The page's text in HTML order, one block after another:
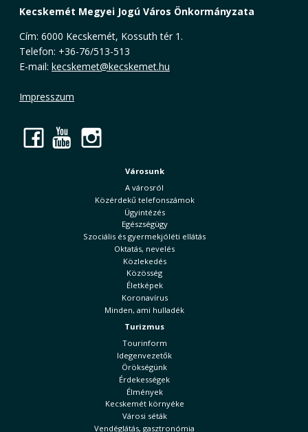
Kecskemét Megyei Jogú Város Önkormányzata
Cím: 6000 Kecskemét, Kossuth tér 1.
Telefon: +36-76/513-513
E-mail: kecskemet@kecskemet.hu
Impresszum
Facebook
YouTube
Városunk
A városról
Közérdekű telefonszámok
Ügyintézés
Egészségügy
Szociális és gyermekjóléti ellátás
Oktatás, nevelés
Közlekedés
Közösség
Életképek
Koronavírus
Minden, ami hulladék
Turizmus
Tourinform
Idegenvezetők
Örökségünk
Érdekességek
Élmények
Kecskemét környéke
Városi séták
Vendéglátás, gasztronómia